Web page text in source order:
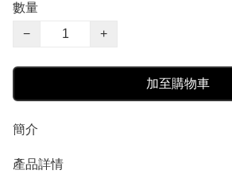
數量
−
+
加至購物車
簡介
產品詳情